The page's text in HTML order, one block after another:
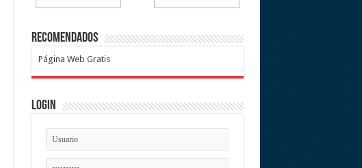
Recomendados
Página Web Gratis
Login